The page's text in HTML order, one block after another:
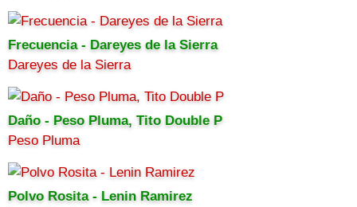
Frecuencia - Dareyes de la Sierra
Dareyes de la Sierra
Daño - Peso Pluma, Tito Double P
Peso Pluma
Polvo Rosita - Lenin Ramirez